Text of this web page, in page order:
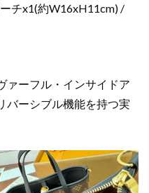
チx1(約W16xH11cm) /
ァーフル・インサイドア
バーシブル機能を持つ実